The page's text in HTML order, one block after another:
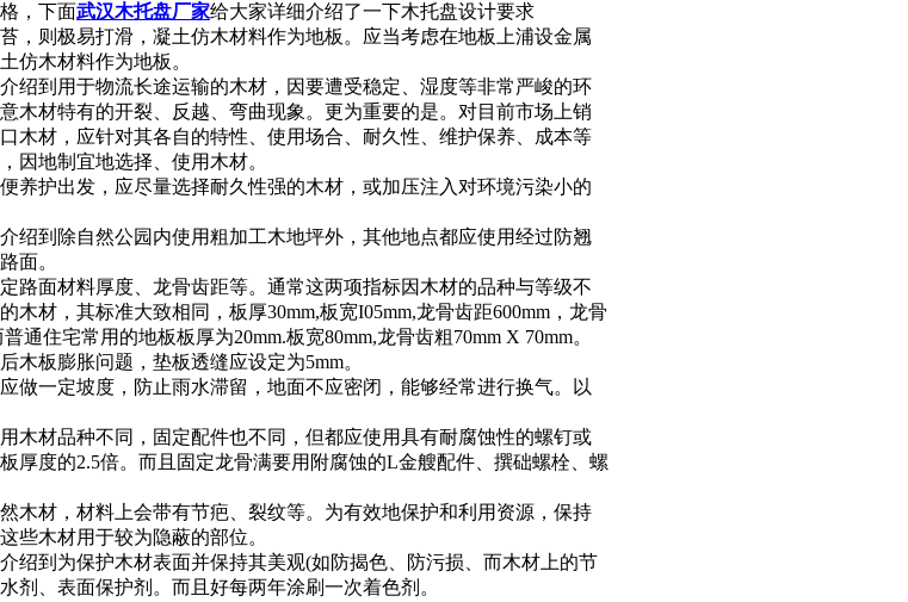
，下面武汉木托盘厂家给大家详细介绍了一下木托盘设计要求
，则极易打滑，凝土仿木材料作为地板。应当考虑在地板上浦设金属
仿木材料作为地板。
绍到用于物流长途运输的木材，因要遭受稳定、湿度等非常严峻的环
木材特有的开裂、反越、弯曲现象。更为重要的是。对目前市场上销
木材，应针对其各自的特性、使用场合、耐久性、维护保养、成本等
因地制宜地选择、使用木材。
养护出发，应尽量选择耐久性强的木材，或加压注入对环境污染小的
绍到除自然公园内使用粗加工木地坪外，其他地点都应使用经过防翘
面。
路面材料厚度、龙骨齿距等。通常这两项指标因木材的品种与等级不
木材，其标准大致相同，板厚30mm,板宽I05mm,龙骨齿距600mm，龙骨
通住宅常用的地板板厚为20mm.板宽80mm,龙骨齿粗70mm X 70mm。
木板膨胀问题，垫板透缝应设定为5mm。
做一定坡度，防止雨水滞留，地面不应密闭，能够经常进行换气。以
木材品种不同，固定配件也不同，但都应使用具有耐腐蚀性的螺钉或
厚度的2.5倍。而且固定龙骨满要用附腐蚀的L金艘配件、撰础螺栓、螺
木材，材料上会带有节疤、裂纹等。为有效地保护和利用资源，保持
些木材用于较为隐蔽的部位。
绍到为保护木材表面并保持其美观(如防揭色、防污损、而木材上的节
剂、表面保护剂。而且好每两年涂刷一次着色剂。